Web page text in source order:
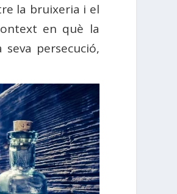
la bruixeria i el
en què la
persecució,